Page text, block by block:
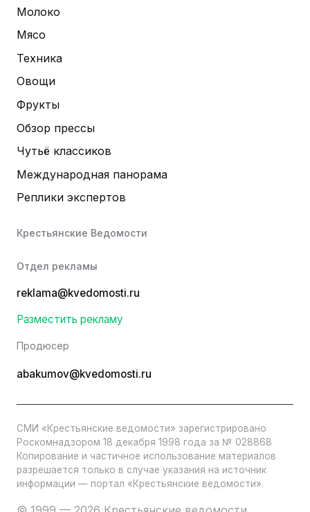
Молоко
Мясо
Техника
Овощи
Фрукты
Обзор прессы
Чутьё классиков
Международная панорама
Реплики экспертов
Крестьянские Ведомости
Отдел рекламы
reklama@kvedomosti.ru
Разместить рекламу
Продюсер
abakumov@kvedomosti.ru
СМИ «Крестьянские ведомости» зарегистрировано
Роскомнадзором 18 декабря 1998 года за № 028868
Копирование и частичное использование материалов
разрешается только в случае указания на источник
информации — портал «Крестьянские ведомости».